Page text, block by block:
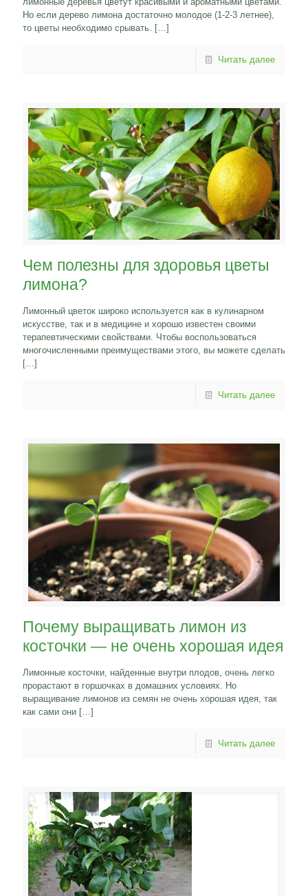
Но если дерево лимона достаточно молодое (1-2-3 летнее),
то цветы необходимо срывать. […]
Читать далее
Чем полезны для здоровья цветы
лимона?
Лимонный цветок широко используется как в кулинарном
искусстве, так и в медицине и хорошо известен своими
терапевтическими свойствами. Чтобы воспользоваться
многочисленными преимуществами этого, вы можете сделать
[…]
Читать далее
Почему выращивать лимон из
косточки — не очень хорошая идея
Лимонные косточки, найденные внутри плодов, очень легко
прорастают в горшочках в домашних условиях. Но
выращивание лимонов из семян не очень хорошая идея, так
как сами они […]
Читать далее